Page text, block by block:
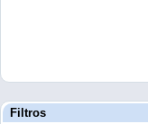
Filtros